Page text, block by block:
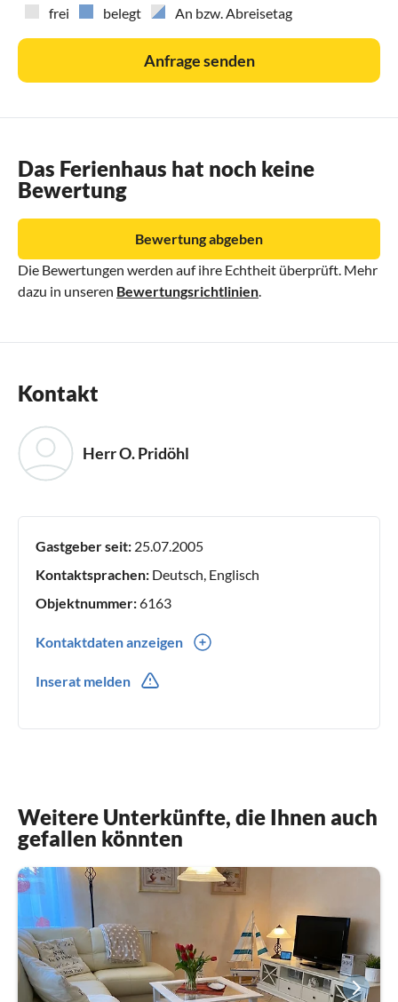
frei
belegt An bzw. Abreisetag
Anfrage senden
Das Ferienhaus hat noch keine
Bewertung
Die Bewertungen werden auf ihre Echtheit überprüft. Mehr
dazu in unseren Bewertungsrichtlinien
Bewertung abgeben
Kontakt
Herr O. Pridöhl
Gastgeber seit: 25.07.2005
Kontaktsprachen: Deutsch, Englisch
Objektnummer:6163
Kontaktdaten anzeigen
Inserat melden
Weitere Unterkünfte, die Ihnen auch
gefallen könnten